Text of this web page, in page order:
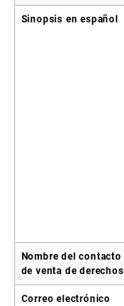
Sinopsis en español
Nombre del contacto
de venta de derechos
Correo electrónico